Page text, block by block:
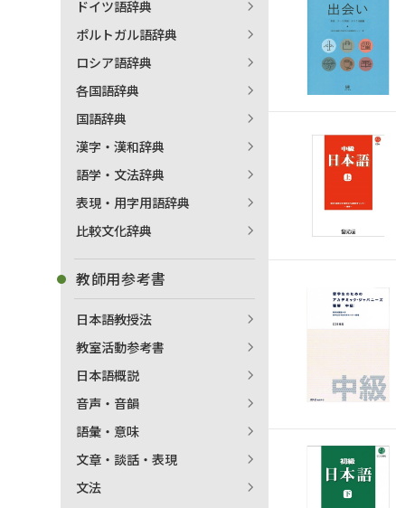
ドイツ語辞典
ポルトガル語辞典
ロシア語辞典
各国語辞典
国語辞典
漢字・漢和辞典
語学・文法辞典
表現・用字用語辞典
比較文化辞典
教師用参考書
日本語教授法
教室活動参考書
日本語概説
音声・音韻
語彙・意味
文章・談話・表現
文法